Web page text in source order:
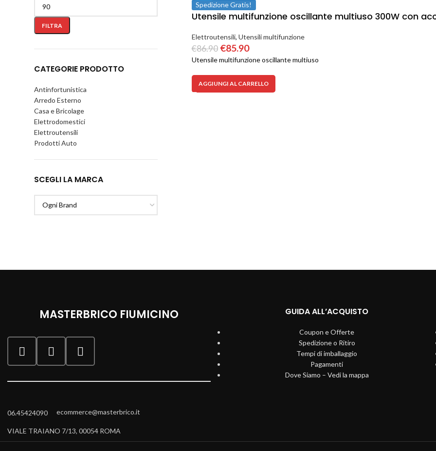
FILTRA
CATEGORIE PRODOTTO
Antinfortunistica
Arredo Esterno
Casa e Bricolage
Elettrodomestici
Elettroutensili
Prodotti Auto
SCEGLI LA MARCA
Spedizione Gratis!
Utensile multifunzione oscillante multiuso 300W con
Elettroutensili, Utensili multifunzione
€86.90 €85.90
Utensile multifunzione oscillante multiuso
AGGIUNGI AL CARRELLO
MASTERBRICO FIUMICINO
06.45424090 ecommerce@masterbrico.it
VIALE TRAIANO 7/13, 00054 ROMA
GUIDA ALL’ACQUISTO
Coupon e Offerte
Spedizione o Ritiro
Tempi di imballaggio
Pagamenti
Dove Siamo – Vedi la mappa